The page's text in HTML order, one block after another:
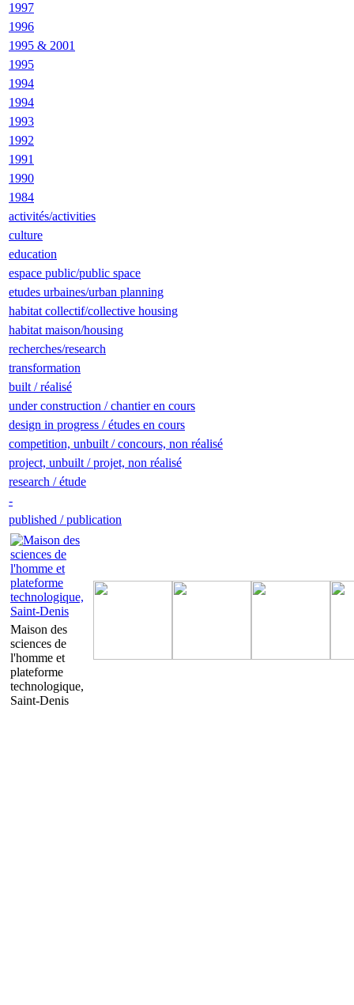
1997
1996
1995 & 2001
1995
1994
1994
1993
1992
1991
1990
1984
activités/activities
culture
education
espace public/public space
etudes urbaines/urban planning
habitat collectif/collective housing
habitat maison/housing
recherches/research
transformation
built / réalisé
under construction / chantier en cours
design in progress / études en cours
competition, unbuilt / concours, non réalisé
project, unbuilt / projet, non réalisé
research / étude
-
published / publication
Maison des
sciences de
l'homme et
plateforme
technologique,
Saint-Denis